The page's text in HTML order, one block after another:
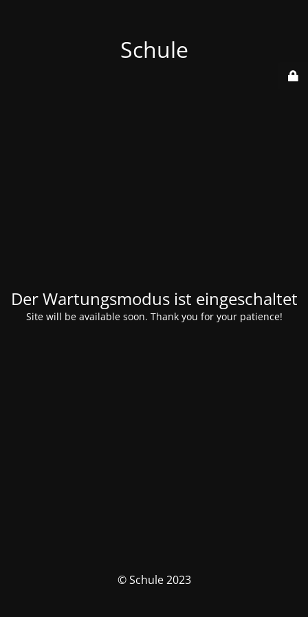
Schule
Der Wartungsmodus ist eingeschaltet
Site will be available soon. Thank you for your patience!
© Schule 2023